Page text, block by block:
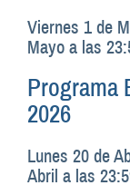
Viernes 1 de
Mayo a las
Programa
2026
Lunes 20 de
Abril a las